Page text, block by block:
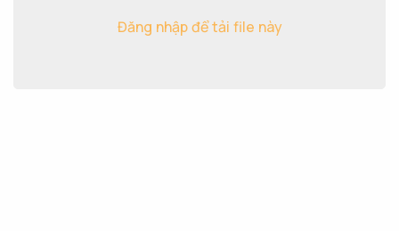
Đăng nhập để tải file này